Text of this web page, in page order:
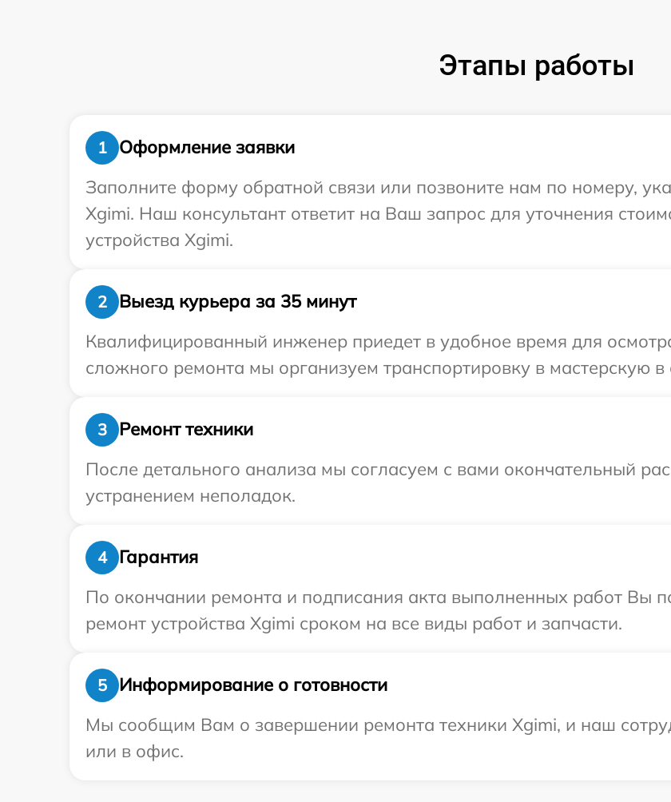
Этапы работы
1
Оформление заявки
Заполните форму обратной связи или позвоните нам по номеру,
Xgimi. Наш консультант ответит на Ваш запрос для уточнения
устройства Xgimi.
2
Выезд курьера за 35 минут
Квалифицированный инженер приедет в удобное время для
сложного ремонта мы организуем транспортировку в мастерскую в
3
Ремонт техники
После детального анализа мы согласуем с вами окончательный
устранением неполадок.
4
Гарантия
По окончании ремонта и подписания акта выполненных работ Вы
ремонт устройства Xgimi сроком на все виды работ и запчасти.
5
Информирование о готовности
Мы сообщим Вам о завершении ремонта техники Xgimi, и наш
или в офис.